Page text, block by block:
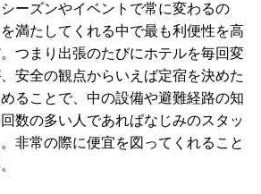
ーズンやイベントで常に変わるの
満たしてくれる中で最も利便性を高
つまり出張のたびにホテルを毎回変
安全の観点からいえば定宿を決めた
ることで、中の設備や避難経路の知
数の多い人であればなじみのスタッ
非常の際に便宜を図ってくれること